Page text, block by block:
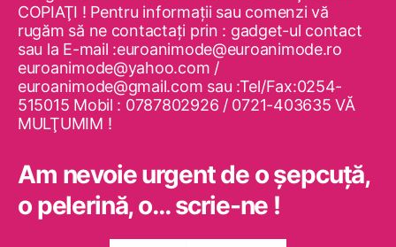
COPIAŢI ! Pentru informaţii sau comenzi vă
rugăm să ne contactaţi prin : gadget-ul contact
sau la E-mail :euroanimode@euroanimode.ro
euroanimode@yahoo.com /
euroanimode@gmail.com sau :Tel/Fax:0254-
515015 Mobil : 0787802926 / 0721-403635 VĂ
MULŢUMIM !
Am nevoie urgent de o şepcuţă,
o pelerină, o… scrie-ne !